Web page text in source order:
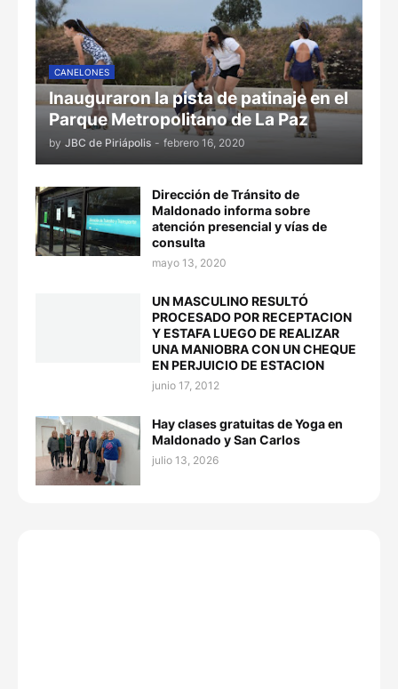
CANELONES
Inauguraron la pista de patinaje en el
Parque Metropolitano de La Paz
by JBC de Piriápolis - febrero 16, 2020
Dirección de Tránsito de
Maldonado informa sobre
atención presencial y vías de
consulta
mayo 13, 2020
UN MASCULINO RESULTÓ
PROCESADO POR RECEPTACION
Y ESTAFA LUEGO DE REALIZAR
UNA MANIOBRA CON UN CHEQUE
EN PERJUICIO DE ESTACION
junio 17, 2012
Hay clases gratuitas de Yoga en
Maldonado y San Carlos
julio 13, 2026